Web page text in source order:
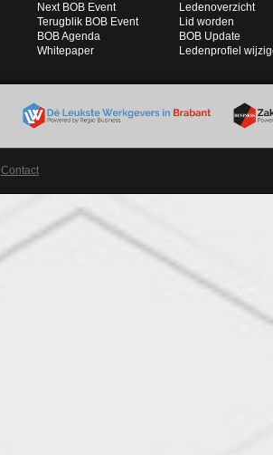
Next BOB Event
Terugblik BOB Event
BOB Agenda
Whitepaper
Ledenoverzicht
Lid worden
BOB Update
Ledenprofiel
Contact